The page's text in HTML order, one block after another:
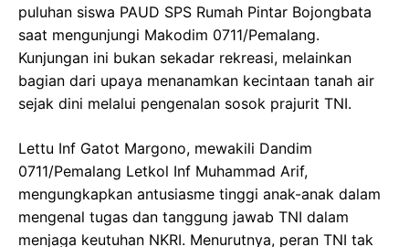
puluhan siswa PAUD SPS Rumah Pintar Bojongbata
saat mengunjungi Makodim 0711/Pemalang.
Kunjungan ini bukan sekadar rekreasi, melainkan
bagian dari upaya menanamkan kecintaan tanah air
sejak dini melalui pengenalan sosok prajurit TNI.
Lettu Inf Gatot Margono, mewakili Dandim
0711/Pemalang Letkol Inf Muhammad Arif,
mengungkapkan antusiasme tinggi anak-anak dalam
mengenal tugas dan tanggung jawab TNI dalam
menjaga keutuhan NKRI. Menurutnya, peran TNI tak